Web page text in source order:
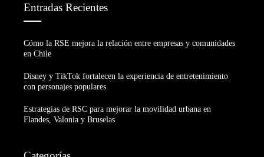
Entradas Recientes
Cómo la RSE mejora la relación entre empresas y comunidades
en Chile
Disney y TikTok fortalecen la experiencia de entretenimiento
con personajes populares
Estrategias de RSC para mejorar la movilidad urbana en
Flandes, Valonia y Bruselas